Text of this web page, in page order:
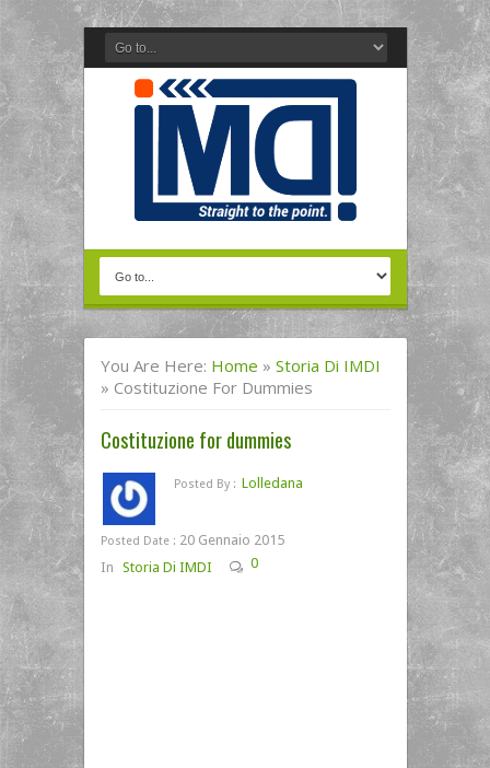
You Are Here: Home » Storia Di IMDI
» Costituzione For Dummies
Costituzione for dummies
Posted By : Lolledana
Posted Date : 20 Gennaio 2015
In Storia Di IMDI 0